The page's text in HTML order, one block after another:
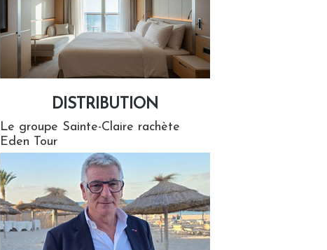
DISTRIBUTION
Le groupe Sainte-Claire rachète
Eden Tour